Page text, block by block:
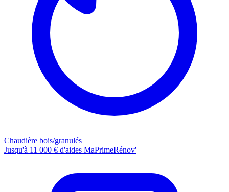
Chaudière bois/granulés
Jusqu'à 11 000 € d'aides MaPrimeRénov'